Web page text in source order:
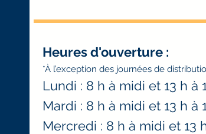
Heures d'ouverture :
*À l’exception des journées de
Lundi : 8 h à midi et 13 h à
Mardi : 8 h à midi et 13 h à
Mercredi : 8 h à midi et 13